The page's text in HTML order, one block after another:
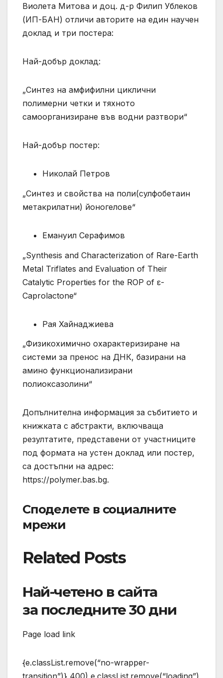
Виолета Митова и доц. д-р Филип Ублеков
(ИП-БАН) отличи авторите на един научен
доклад и три постера:
Най-добър доклад:
„Синтез на амфифилни циклични
полимерни четки и тяхното
самоорганизиране във водни разтвори“
Най-добър постер:
Николай Петров
„Синтез и свойства на поли(сулфобетаин
метакрилатни) йоногелове“
Емануил Серафимов
„Synthesis and Characterization of Rare-Earth
Metal Triflates and Evaluation of Their
Catalytic Properties for the ROP of ε-
Caprolactone“
Рая Хайнаджиева
„Физикохимично охарактеризиране на
системи за пренос на ДНК, базирани на
амино функционализирани
полиоксазолини“
Допълнителна информация за събитието и
книжката с абстракти, включваща
резултатите, представени от участниците
под формата на устен доклад или постер,
са достъпни на адрес:
https://polymer.bas.bg.
Споделете в социалните
мрежи
Related Posts
Най-четено в сайта
за последните 30 дни
Page load link
{e.classList.remove(“no-wrapper-